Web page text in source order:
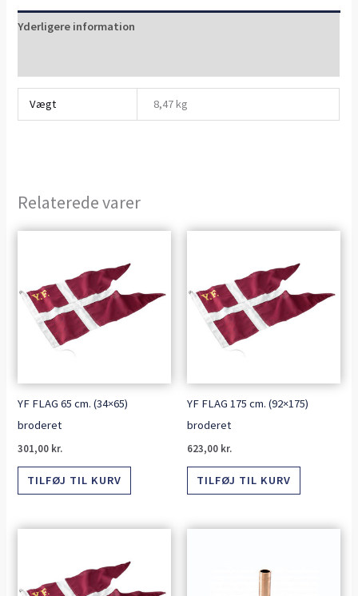
Yderligere information
Vægt 8,47 kg
Relaterede varer
YF FLAG 65 cm. (34×65)
broderet
301,00 kr.
TILFØJ TIL KURV
YF FLAG 175 cm. (92×175)
broderet
623,00 kr.
TILFØJ TIL KURV